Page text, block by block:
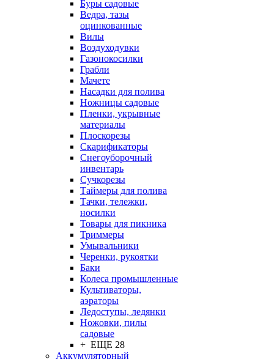
Буры садовые
Ведра, тазы
оцинкованные
Вилы
Воздуходувки
Газонокосилки
Грабли
Мачете
Насадки для полива
Ножницы садовые
Пленки, укрывные
материалы
Плоскорезы
Скарификаторы
Снегоуборочный
инвентарь
Сучкорезы
Таймеры для полива
Тачки, тележки,
носилки
Товары для пикника
Триммеры
Умывальники
Черенки, рукоятки
Баки
Колеса промышленные
Культиваторы,
аэраторы
Ледоступы, ледянки
Ножовки, пилы
садовые
+ ЕЩЕ 28
Аккумуляторный